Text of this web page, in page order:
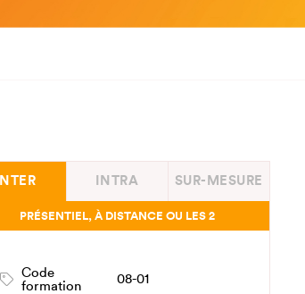
INTER INTRA SUR-MESURE
PRÉSENTIEL, À DISTANCE OU LES 2
Code
formation
08-01